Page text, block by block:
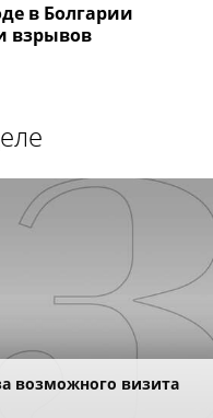
в Болгарии
взрывов
возможного визита